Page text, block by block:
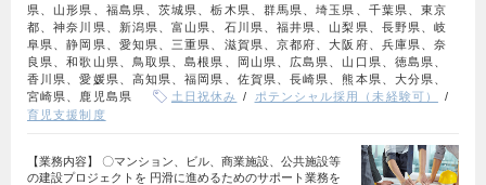
県、山形県、福島県、茨城県、栃木県、群馬県、埼玉県、千葉県、東京
都、神奈川県、新潟県、富山県、石川県、福井県、山梨県、長野県、岐
阜県、静岡県、愛知県、三重県、滋賀県、京都府、大阪府、兵庫県、奈
良県、和歌山県、鳥取県、島根県、岡山県、広島県、山口県、徳島県、
香川県、愛媛県、高知県、福岡県、佐賀県、長崎県、熊本県、大分県、
宮崎県、鹿児島県
土日祝休み
ポテンシャル採用（未経験可）
育児支援制度
【業務内容】 〇マンション、ビル、商業施設、公共施設等
の建設プロジェクトを 円滑に進めるためのサポート業務を